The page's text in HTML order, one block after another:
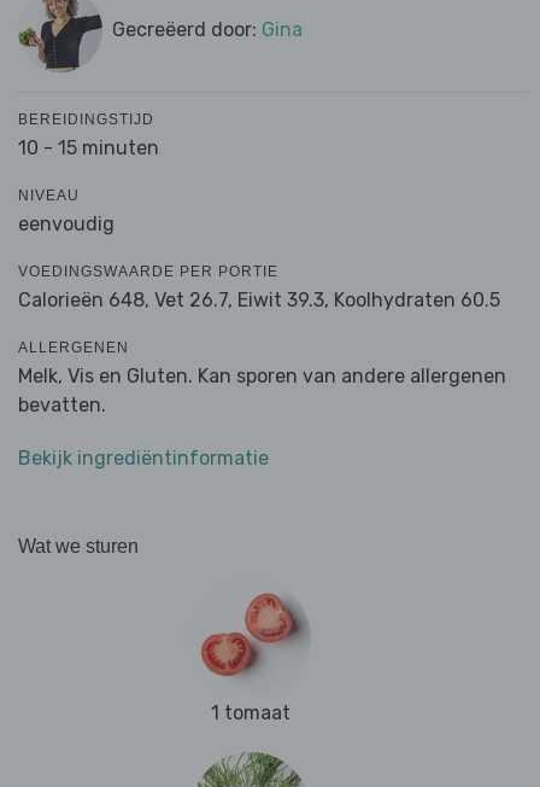
Gecreëerd door: Gina
BEREIDINGSTIJD
10 - 15 minuten
NIVEAU
eenvoudig
VOEDINGSWAARDE PER PORTIE
Calorieën 648, Vet 26.7, Eiwit 39.3, Koolhydraten 60.5
ALLERGENEN
Melk, Vis en Gluten. Kan sporen van andere allergenen
bevatten.
Bekijk ingrediëntinformatie
Wat we sturen
1 tomaat